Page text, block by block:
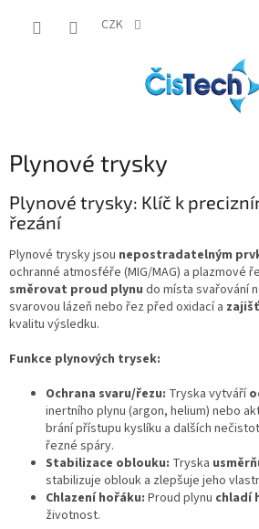
CZK
Plynové trysky
Plynové trysky: Klíč k
řezání
Plynové trysky jsou nepostradatelným
ochranné atmosféře (MIG/MAG) a plazmové
směrovat proud plynu do místa svařování
svarovou lázeň nebo řez před oxidací a
kvalitu výsledku.
Funkce plynových trysek:
Ochrana svaru/řezu: Tryska vytváří
inertního plynu (argon, helium) nebo
brání přístupu kyslíku a dalších
řezné spáry.
Stabilizace oblouku: Tryska
stabilizuje oblouk a zlepšuje jeho
Chlazení hořáku: Proud plynu chladí
životnost.